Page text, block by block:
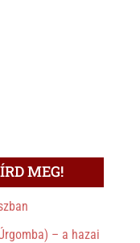
MEG!
– a hazai